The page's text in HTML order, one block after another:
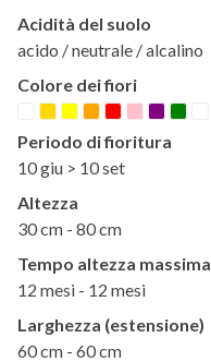
Acidità del suolo
acido / neutrale / alcalino
Colore dei fiori
Periodo di fioritura
10 giu > 10 set
Altezza
30 cm - 80 cm
Tempo altezza massima
12 mesi - 12 mesi
Larghezza (estensione)
60 cm - 60 cm